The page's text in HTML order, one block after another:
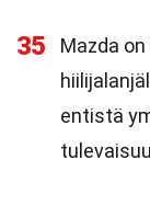
35
Mazda
entistä